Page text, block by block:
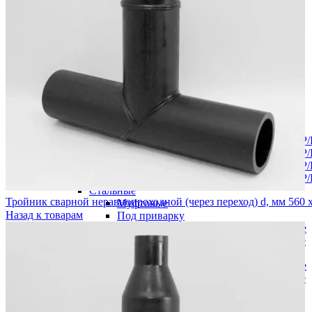
Запорная арматура
Задвижка 30ч39р с обрезиненным клином
Задвижка клиновая 30ч6бр
Краны шаровые
Краны шаровые латунные
Кран шаровой латунный для ВОДЫ
Кран шаровой латунный для ВОДЫ
Кран шаровой латунный для ВОДЫ
Кран шаровой латунный для ВОДЫ
Стальные
Муфтовые
Под приварку
Краны шаровые полнопроходные
Краны шаровые редуцированные
Фланцевые
Краны шаровые полнопроходные
Краны шаровые редуцированные
Пожарная арматура
Тройник сварной неравнопроходной (через переход) d, мм 560
Назад к товарам